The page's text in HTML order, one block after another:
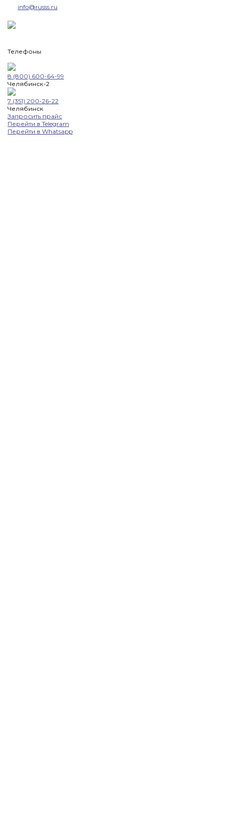
info@russs.ru
Телефоны
8 (800) 600-64-99
Челябинск-2
7 (351) 200-26-22
Челябинск
Запросить прайс
Перейти в Telegram
Перейти в Whatsapp